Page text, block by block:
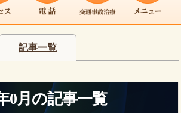
記事一覧
0月の記事一覧